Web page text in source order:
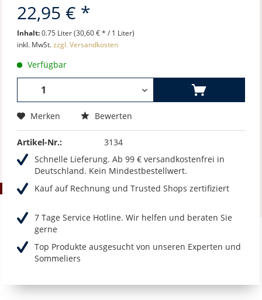
22,95 € *
Inhalt:0.75 Liter (30,60 € * / 1 Liter)
inkl. MwSt.zzgl. Versandkosten
Verfügbar
Merken Bewerten
Artikel-Nr.:
3134
Schnelle Lieferung. Ab 99 € versandkostenfrei in
Deutschland. Kein Mindestbestellwert.
Kauf auf Rechnung und Trusted Shops zertifiziert
7 Tage Service Hotline. Wir helfen und beraten Sie
gerne
Top Produkte ausgesucht von unseren Experten und
Sommeliers